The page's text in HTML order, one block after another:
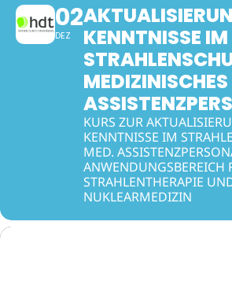
02
DEZ
KENNTNISSE IM
MEDIZINISCHES
KURS ZUR
KENNTNISSE IM
MED.
ANWENDUNGSBEREICH
STRAHLENTHERAPIE
NUKLEARMEDIZIN